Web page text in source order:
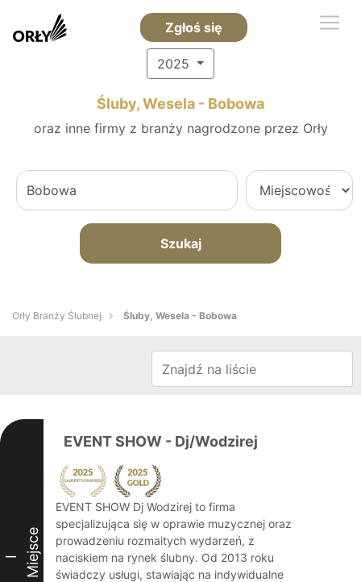
Zgłoś się
2025
Śluby, Wesela - Bobowa
oraz inne firmy z branży nagrodzone przez Orły
Szukaj
Orły Branży Ślubnej Śluby, Wesela - Bobowa
I Miejsce
EVENT SHOW - Dj/Wodzirej
EVENT SHOW Dj Wodzirej to firma
specjalizująca się w oprawie muzycznej oraz
prowadzeniu rozmaitych wydarzeń, z
naciskiem na rynek ślubny. Od 2013 roku
świadczy usługi, stawiając na indywidualne